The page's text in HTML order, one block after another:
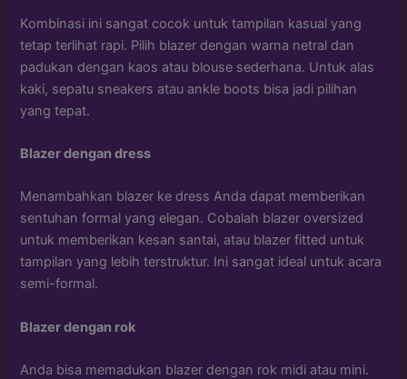
Kombinasi ini sangat cocok untuk tampilan kasual yang
tetap terlihat rapi. Pilih blazer dengan warna netral dan
padukan dengan kaos atau blouse sederhana. Untuk alas
kaki, sepatu sneakers atau ankle boots bisa jadi pilihan
yang tepat.
Blazer dengan dress
Menambahkan blazer ke dress Anda dapat memberikan
sentuhan formal yang elegan. Cobalah blazer oversized
untuk memberikan kesan santai, atau blazer fitted untuk
tampilan yang lebih terstruktur. Ini sangat ideal untuk acara
semi-formal.
Blazer dengan rok
Anda bisa memadukan blazer dengan rok midi atau mini.